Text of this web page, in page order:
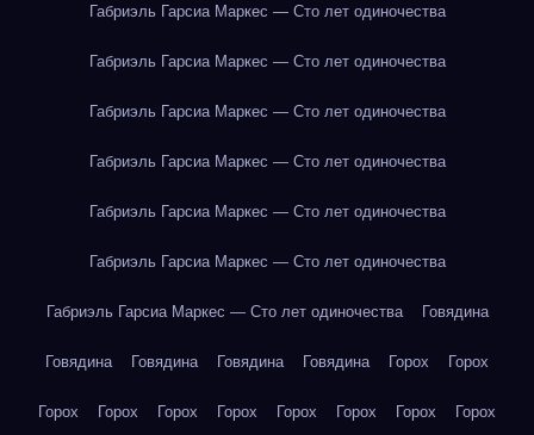
Габриэль Гарсиа Маркес — Сто лет одиночества
Габриэль Гарсиа Маркес — Сто лет одиночества
Габриэль Гарсиа Маркес — Сто лет одиночества
Габриэль Гарсиа Маркес — Сто лет одиночества
Габриэль Гарсиа Маркес — Сто лет одиночества
Габриэль Гарсиа Маркес — Сто лет одиночества
Габриэль Гарсиа Маркес — Сто лет одиночества Говядина
Говядина Говядина Говядина Говядина Горох Горох
Горох Горох Горох Горох Горох Горох Горох Горох